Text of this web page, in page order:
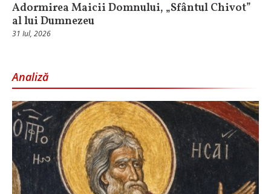
Adormirea Maicii Domnului, „Sfântul Chivot”
al lui Dumnezeu
31 Iul, 2026
Analiză